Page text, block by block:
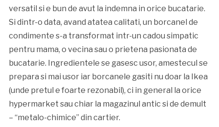
versatil si e bun de avut la indemna in orice bucatarie.
Si dintr-o data, avand atatea calitati, un borcanel de
condimente s-a transformat intr-un cadou simpatic
pentru mama, o vecina sau o prietena pasionata de
bucatarie. Ingredientele se gasesc usor, amestecul se
prepara si mai usor iar borcanele gasiti nu doar la Ikea
(unde pretul e foarte rezonabil), ci in general la orice
hypermarket sau chiar la magazinul antic si de demult
– “metalo-chimice” din cartier.